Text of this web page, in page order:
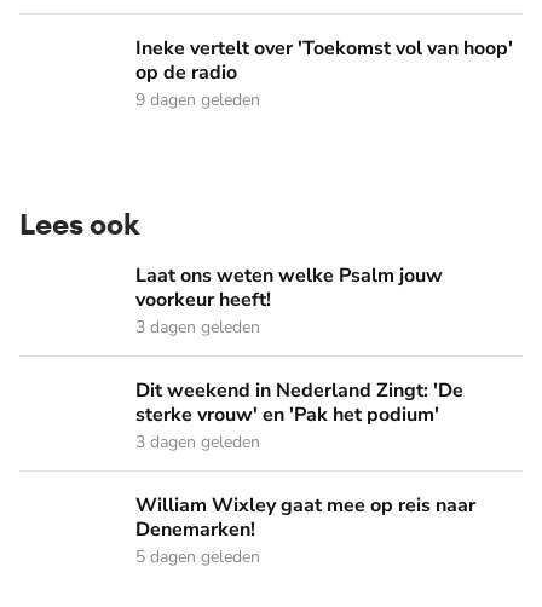
Ineke vertelt over 'Toekomst vol van hoop' op de radio
Ineke vertelt over 'Toekomst vol van hoop'
op de radio
9 dagen geleden
Lees ook
Laat ons weten welke Psalm jouw voorkeur heeft!
Laat ons weten welke Psalm jouw
voorkeur heeft!
3 dagen geleden
Dit weekend in Nederland Zingt: 'De sterke vrouw' en 'Pak
Dit weekend in Nederland Zingt: 'De
sterke vrouw' en 'Pak het podium'
3 dagen geleden
William Wixley gaat mee op reis naar Denemarken!
William Wixley gaat mee op reis naar
Denemarken!
5 dagen geleden